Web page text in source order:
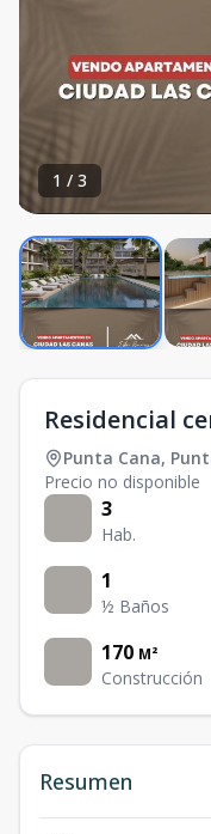
1 / 3
Residencial
Punta Cana,
Precio no disponible
3
Hab.
1
½ Baños
170 M²
Construcción
Resumen